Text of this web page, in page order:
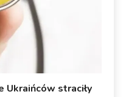
Ukraińców straciły